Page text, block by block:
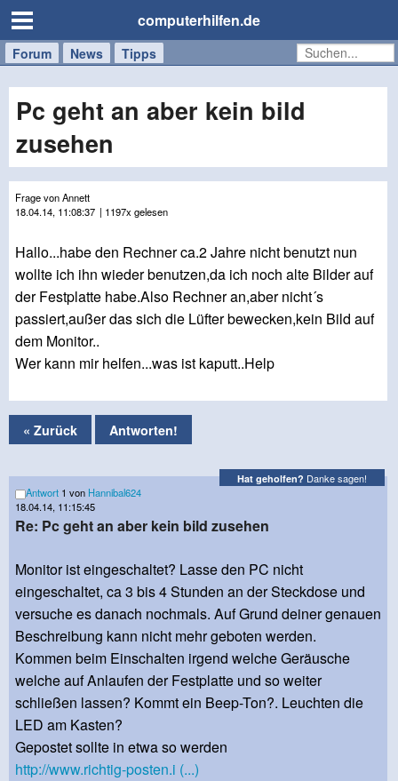
computerhilfen.de
Forum News Tipps
Handy
Tablet
Windows
Mac
Pc geht an aber kein bild
zusehen
Frage von Annett
18.04.14, 11:08:37 | 1197x gelesen
Hallo...habe den Rechner ca.2 Jahre nicht benutzt nun
wollte ich ihn wieder benutzen,da ich noch alte Bilder auf
der Festplatte habe.Also Rechner an,aber nicht´s
passiert,außer das sich die Lüfter bewecken,kein Bild auf
dem Monitor..
Wer kann mir helfen...was ist kaputt..Help
« Zurück Antworten!
Hat geholfen? Danke sagen!
Antwort 1 von Hannibal624
18.04.14, 11:15:45
Re: Pc geht an aber kein bild zusehen
Monitor ist eingeschaltet? Lasse den PC nicht
eingeschaltet, ca 3 bis 4 Stunden an der Steckdose und
versuche es danach nochmals. Auf Grund deiner genauen
Beschreibung kann nicht mehr geboten werden.
Kommen beim Einschalten irgend welche Geräusche
welche auf Anlaufen der Festplatte und so weiter
schließen lassen? Kommt ein Beep-Ton?. Leuchten die
LED am Kasten?
Gepostet sollte in etwa so werden
http://www.richtig-posten.i (...)